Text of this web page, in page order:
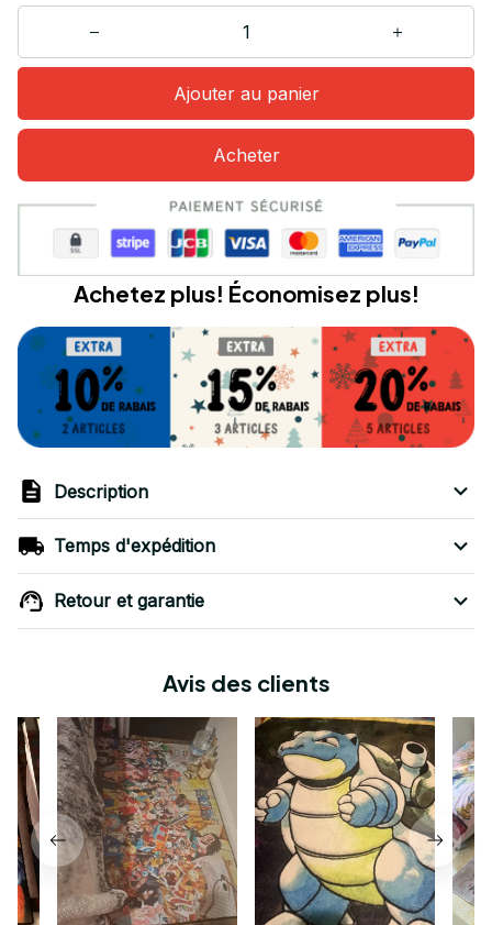
Ajouter au panier
Acheter
Achetez plus! Économisez plus!
Description
Temps d'expédition
Retour et garantie
Avis des clients